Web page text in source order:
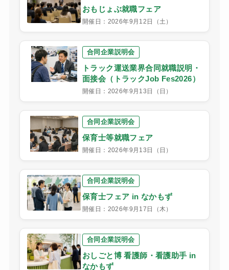
おもじょぶ就職フェア
開催日：2026年9月12日（土）
合同企業説明会
トラック運送業界合同就職説明・
面接会（トラックJob Fes2026）
開催日：2026年9月13日（日）
合同企業説明会
保育士等就職フェア
開催日：2026年9月13日（日）
合同企業説明会
保育士フェア in なかもず
開催日：2026年9月17日（木）
合同企業説明会
おしごと博 看護師・看護助手 in
なかもず